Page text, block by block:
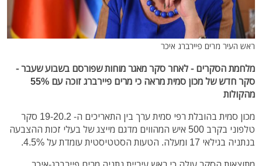
ראש העיר מרים פיירברג איכר
מלחמת הסקרים - לאחר סקר מאגר מוחות שפורסם בשבוע שעבר -
סקר חדש של מכון סמית מראה כי מרים פיירברג זוכה עם 55%
מהקולות
מכון סמית בהובלת רפי סמית ערך בין התאריכים ה- 19-20.2 סקר
טלפוני בקרב 500 איש המהווים מדגם מייצג של בעלי זכות ההצבעה
בנתניה בגילאי 17 ומעלה. הטעות הסטטיסטית עומדת על 4.5%.